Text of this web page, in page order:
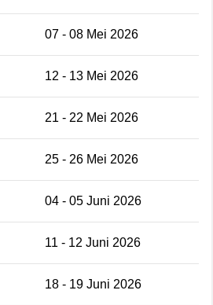
07 - 08 Mei 2026
12 - 13 Mei 2026
21 - 22 Mei 2026
25 - 26 Mei 2026
04 - 05 Juni 2026
11 - 12 Juni 2026
18 - 19 Juni 2026